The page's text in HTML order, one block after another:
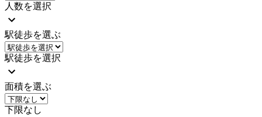
人数を選択
駅徒歩を選ぶ
駅徒歩を選択
面積を選ぶ
下限なし